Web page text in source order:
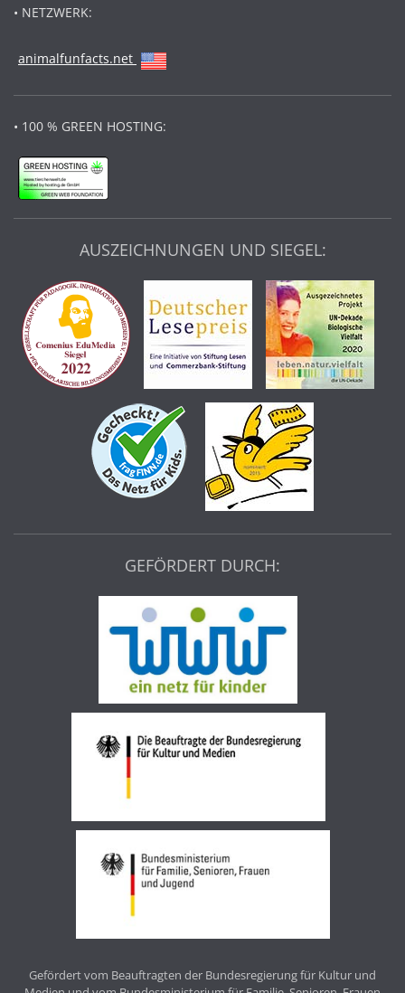
• NETZWERK:
animalfunfacts.net
• 100 % GREEN HOSTING:
AUSZEICHNUNGEN UND SIEGEL:
GEFÖRDERT DURCH:
Gefördert vom Beauftragten der Bundesregierung für Kultur und